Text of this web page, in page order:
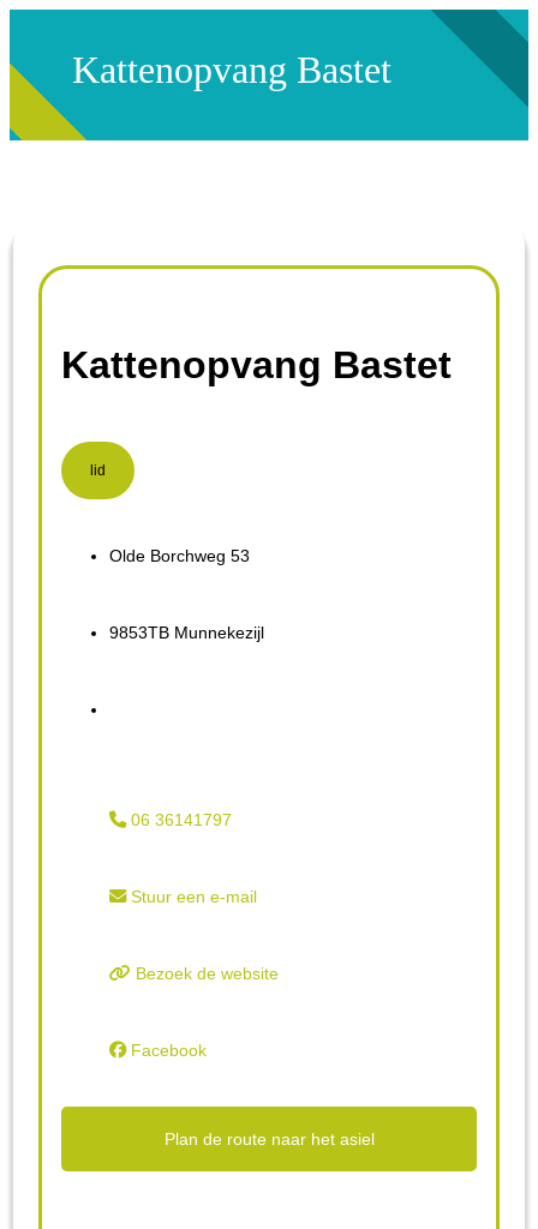
Kattenopvang Bastet
Kattenopvang Bastet
lid
Olde Borchweg 53
9853TB Munnekezijl
06 36141797
Stuur een e-mail
Bezoek de website
Facebook
Plan de route naar het asiel